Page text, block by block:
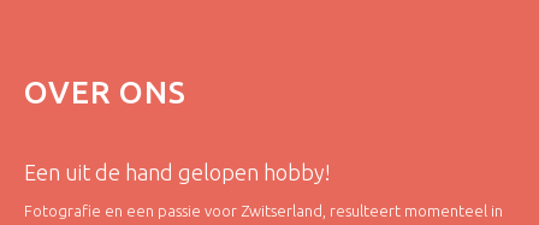
OVER ONS
Een uit de hand gelopen hobby!
Fotografie en een passie voor Zwitserland, resulteert momenteel in